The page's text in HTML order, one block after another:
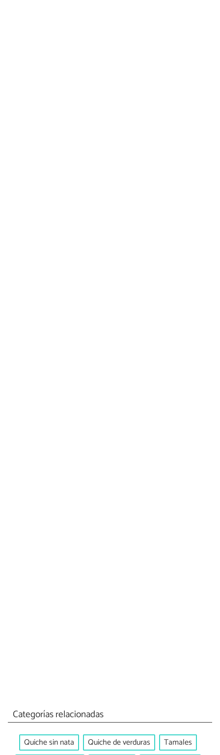
Categorías relacionadas
Quiche sin nata Quiche de verduras
Tamales